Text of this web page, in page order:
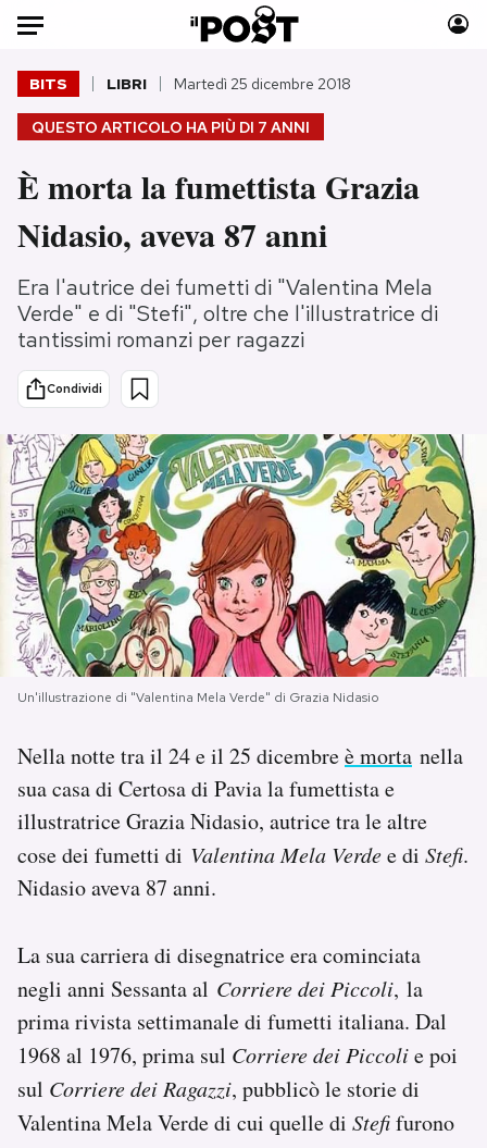
Auto
HOME
Italia
Politica
Tecnologia
Internet
Scienza
Cultura
Economia
Sport
Moda
Consumismi
Storie/Idee
Ok Boomer!
Media
Mondiali calcio 2026
PODCAST
NEWSLETTER
I MIEI PREFERITI
SHOP
CALENDARIO
AREA PERSONALE
Newsletter
Notifiche mobile
Regala il Post
Hai bisogno di aiuto?
QUESTO ARTICOLO HA PIÙ DI 7 ANNI
BITS LIBRI Martedì 25 dicembre 2018
È morta la fumettista Grazia
Nidasio, aveva 87 anni
Era l'autrice dei fumetti di "Valentina Mela
Verde" e di "Stefi", oltre che l'illustratrice di
tantissimi romanzi per ragazzi
Condividi
Un'illustrazione di "Valentina Mela Verde" di Grazia Nidasio
Nella notte tra il 24 e il 25 dicembreè morta nella
sua casa di Certosa di Pavia la fumettista e
illustratrice Grazia Nidasio, autrice tra le altre
cose dei fumetti di Valentina Mela Verdee di Stefi.
Nidasio aveva 87 anni.
La sua carriera di disegnatrice era cominciata
negli anni Sessanta al Corriere dei Piccoli, la
prima rivista settimanale di fumetti italiana. Dal
1968 al 1976, prima sul Corriere dei Piccolie poi
sul Corriere dei Ragazzi, pubblicò le storie di
Valentina Mela Verde di cui quelle di Stefifurono